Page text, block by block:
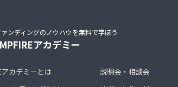
ンディングのノウハウを無料で学ぼう
アカデミー
アカデミーとは
説明会・相談会